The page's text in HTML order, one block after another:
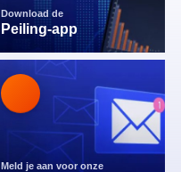
Download de
Peiling-app
Meld je aan voor onze